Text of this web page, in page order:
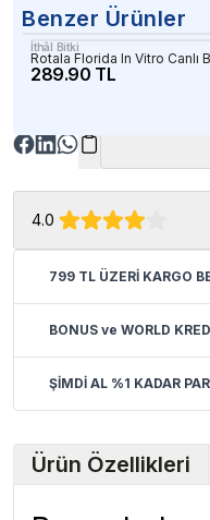
Benzer Ürünler
İthâl Bitki
Rotala Florida In Vitro Canlı
289.90 TL
4.0
799 TL ÜZERİ KARGO
BONUS ve WORLD
ŞİMDİ AL %1 KADAR
Ürün Özellikleri